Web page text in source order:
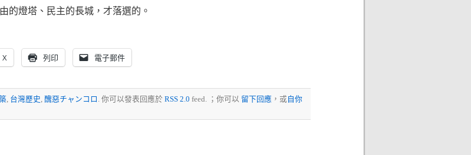
的燈塔、民主的長城，才落選的。
X 列印 電子郵件
台灣歷史 醜惡チャンコロ . 你可以發表回應於 RSS 2.0 feed. ；你可以 留下回應 ，或 自你